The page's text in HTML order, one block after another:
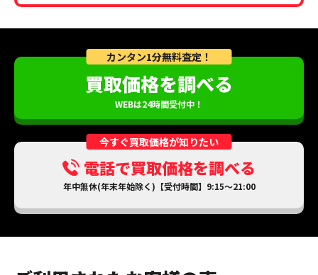
カンタン1分無料査定！
買取価格を調べる
WEBは24時間受付中！
今すぐ買取価格が知りたい
電話で買取価格を調べる
年中無休(年末年始除く)【受付時間】9:15～21:00